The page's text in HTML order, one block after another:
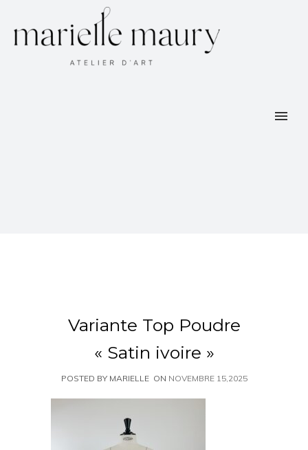
Variante Top Poudre
« Satin ivoire »
POSTED BY MARIELLE ON NOVEMBRE 15,2025